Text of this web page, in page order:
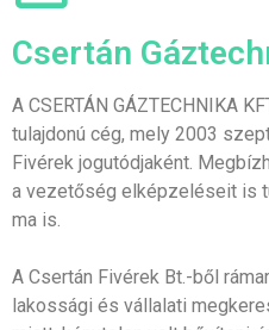
Csertán
A CSERTÁN GÁZTECHNIKA
tulajdonú cég, mely 2003
Fivérek jogutódjaként.
a vezetőség elképzeléseit is
ma is.
A Csertán Fivérek Bt.-ből
lakossági és vállalati